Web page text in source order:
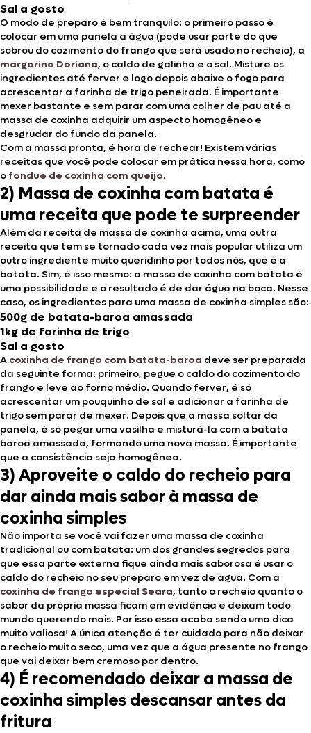
Sal a gosto
O modo de preparo é bem tranquilo: o primeiro passo é
colocar em uma panela a água (pode usar parte do que
sobrou do cozimento do frango que será usado no recheio), a
margarina Doriana, o caldo de galinha e o sal. Misture os
ingredientes até ferver e logo depois abaixe o fogo para
acrescentar a farinha de trigo peneirada. É importante
mexer bastante e sem parar com uma colher de pau até a
massa de coxinha adquirir um aspecto homogêneo e
desgrudar do fundo da panela.
Com a massa pronta, é hora de rechear! Existem várias
receitas que você pode colocar em prática nessa hora, como
o fondue de coxinha com queijo.
2) Massa de coxinha com batata é
uma receita que pode te surpreender
Além da receita de massa de coxinha acima, uma outra
receita que tem se tornado cada vez mais popular utiliza um
outro ingrediente muito queridinho por todos nós, que é a
batata. Sim, é isso mesmo: a massa de coxinha com batata é
uma possibilidade e o resultado é de dar água na boca. Nesse
caso, os ingredientes para uma massa de coxinha simples são:
500g de batata-baroa amassada
1kg de farinha de trigo
Sal a gosto
A coxinha de frango com batata-baroa deve ser preparada
da seguinte forma: primeiro, pegue o caldo do cozimento do
frango e leve ao forno médio. Quando ferver, é só
acrescentar um pouquinho de sal e adicionar a farinha de
trigo sem parar de mexer. Depois que a massa soltar da
panela, é só pegar uma vasilha e misturá-la com a batata
baroa amassada, formando uma nova massa. É importante
que a consistência seja homogênea.
3) Aproveite o caldo do recheio para
dar ainda mais sabor à massa de
coxinha simples
Não importa se você vai fazer uma massa de coxinha
tradicional ou com batata: um dos grandes segredos para
que essa parte externa fique ainda mais saborosa é usar o
caldo do recheio no seu preparo em vez de água. Com a
coxinha de frango especial Seara, tanto o recheio quanto o
sabor da própria massa ficam em evidência e deixam todo
mundo querendo mais. Por isso essa acaba sendo uma dica
muito valiosa! A única atenção é ter cuidado para não deixar
o recheio muito seco, uma vez que a água presente no frango
que vai deixar bem cremoso por dentro.
4) É recomendado deixar a massa de
coxinha simples descansar antes da
fritura